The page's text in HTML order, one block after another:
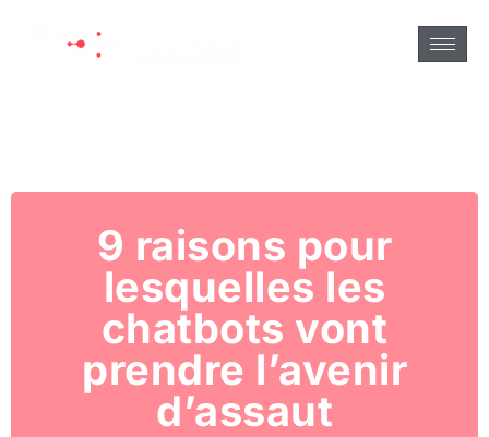
9 raisons pour
lesquelles les
chatbots vont
prendre l’avenir
d’assaut